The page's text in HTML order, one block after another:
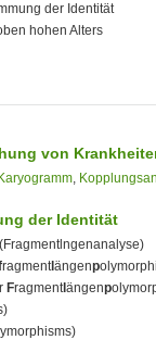
der Identität
hohen Alters
von
Karyogramm,
der Identität
(Fragmentlngenanalyse)
ragmentlängenp
Fragmentlängenp